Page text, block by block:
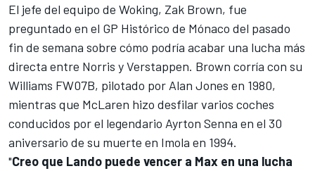
El jefe del equipo de Woking, Zak Brown, fue
preguntado en el GP Histórico de Mónaco del pasado
fin de semana sobre cómo podría acabar una lucha más
directa entre Norris y Verstappen. Brown corría con su
Williams FW07B, pilotado por Alan Jones en 1980,
mientras que McLaren hizo desfilar varios coches
conducidos por el legendario Ayrton Senna en el 30
aniversario de su muerte en Imola en 1994.
"Creo que Lando puede vencer a Max en una lucha